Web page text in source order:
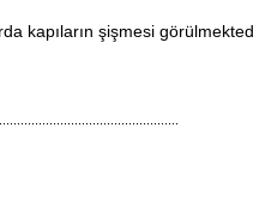
kapıların şişmesi